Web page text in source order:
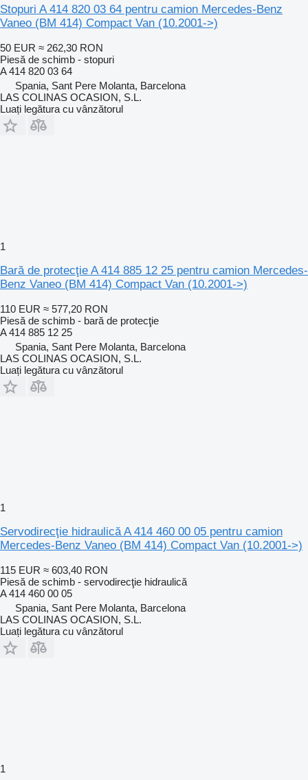
Stopuri A 414 820 03 64 pentru camion Mercedes-Benz
Vaneo (BM 414) Compact Van (10.2001->)
50 EUR ≈ 262,30 RON
Piesă de schimb - stopuri
A 414 820 03 64
Spania, Sant Pere Molanta, Barcelona
LAS COLINAS OCASION, S.L.
Luați legătura cu vânzătorul
1
Bară de protecţie A 414 885 12 25 pentru camion Mercedes-
Benz Vaneo (BM 414) Compact Van (10.2001->)
110 EUR ≈ 577,20 RON
Piesă de schimb - bară de protecţie
A 414 885 12 25
Spania, Sant Pere Molanta, Barcelona
LAS COLINAS OCASION, S.L.
Luați legătura cu vânzătorul
1
Servodirecţie hidraulică A 414 460 00 05 pentru camion
Mercedes-Benz Vaneo (BM 414) Compact Van (10.2001->)
115 EUR ≈ 603,40 RON
Piesă de schimb - servodirecţie hidraulică
A 414 460 00 05
Spania, Sant Pere Molanta, Barcelona
LAS COLINAS OCASION, S.L.
Luați legătura cu vânzătorul
1